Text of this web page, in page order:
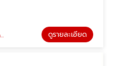
ดูรายละเอียด